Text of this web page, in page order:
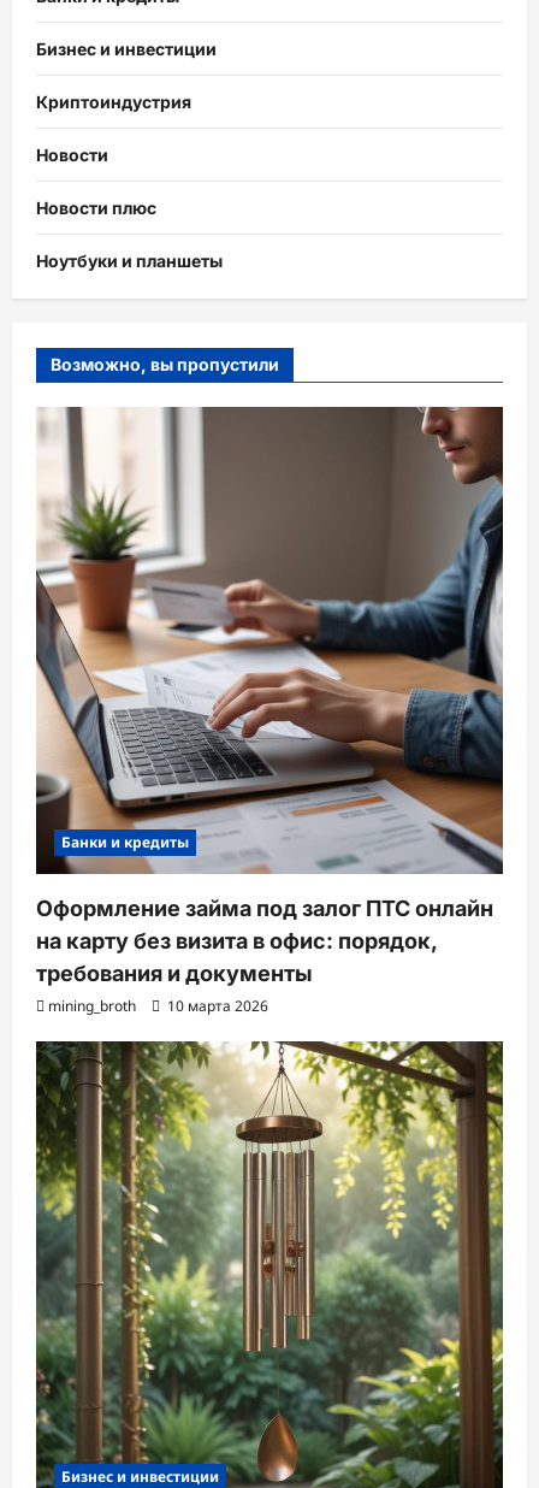
Бизнес и инвестиции
Криптоиндустрия
Новости
Новости плюс
Ноутбуки и планшеты
Возможно, вы пропустили
Банки и кредиты
Оформление займа под залог ПТС онлайн
на карту без визита в офис: порядок,
требования и документы
mining_broth 10 марта 2026
Бизнес и инвестиции